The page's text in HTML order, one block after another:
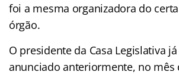
foi a mesma organizadora do
órgão.
O presidente da Casa Legislativa
anunciado anteriormente, no mês